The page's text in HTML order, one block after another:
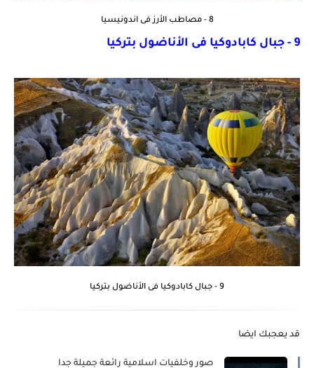
8 - مصاطب الأرز فى اندونيسيا
9 - جبال كابادوكيا فى الأناضول بتركيا
9 - جبال كابادوكيا فى الأناضول بتركيا
قد يعجبك ايضا
صور وخلفيات اسلامية رائعة جميلة جدا